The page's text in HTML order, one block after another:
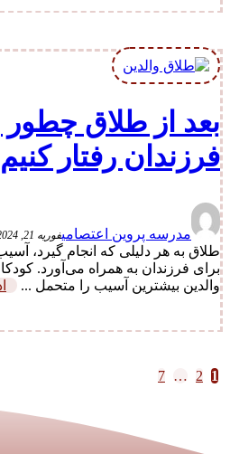
بعد از طلاق چطور
فرزندان رفتار کنیم
مدرسه پروین اعتصامیفوریه 21, 2024
طلاق به هر دلیلی که انجام گیرد،
برای فرزندان به همراه می‌آورد.
والدین بیشترین آسیب را متحمل ...
صفحه‌بندی
1
2
…
7